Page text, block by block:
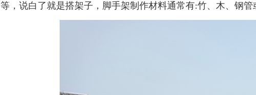
等，说白了就是搭架子，脚手架制作材料通常有:竹、木、钢管